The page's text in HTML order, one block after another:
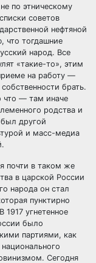
по этническому
советов
нефтяной
что тогдашние
народ. Все
«такие-то», этим
на работу —
брать.
что — там иначе
родства и
был другой
и масс-медиа
почти в таком же
в царской России
народа он стал
пунктирно
угнетенное
было
партиями, как
Сегодня